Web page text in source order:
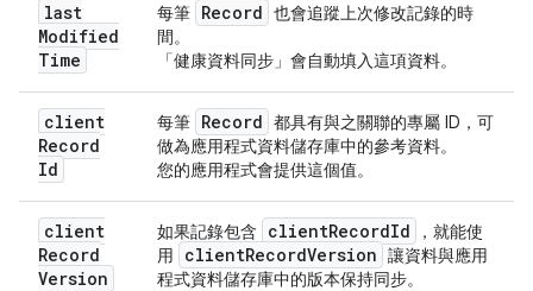
last
Modified
Time
每筆 Record 也會追蹤上次修改記錄的時
間。
「健康資料同步」會自動填入這項資料。
client
Record
Id
每筆 Record 都具有與之關聯的專屬 ID，可
做為應用程式資料儲存庫中的參考資料。
您的應用程式會提供這個值。
client
Record
Version
如果記錄包含 clientRecordId
，就能使
用
clientRecordVersion 讓資料與應用
程式資料儲存庫中的版本保持同步。